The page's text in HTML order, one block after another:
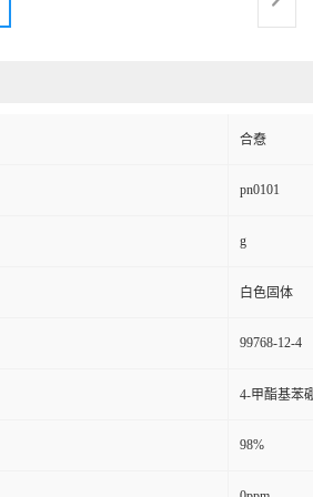
合憃
pn0101
g
白色固体
99768-12-4
4-甲酯基苯
98%